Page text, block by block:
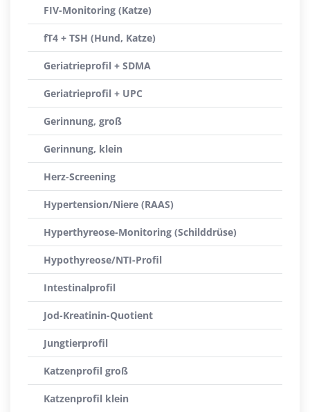
FIV-Monitoring (Katze)
fT4 + TSH (Hund, Katze)
Geriatrieprofil + SDMA
Geriatrieprofil + UPC
Gerinnung, groß
Gerinnung, klein
Herz-Screening
Hypertension/Niere (RAAS)
Hyperthyreose-Monitoring (Schilddrüse)
Hypothyreose/NTI-Profil
Intestinalprofil
Jod-Kreatinin-Quotient
Jungtierprofil
Katzenprofil groß
Katzenprofil klein